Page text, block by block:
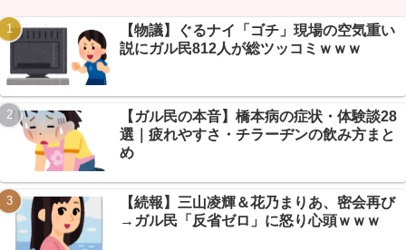
Powered by livedoor 相互RSS
【画像】 「キム兄」こと芸人・木村祐一さん（63歳）、最新の松
本人志さんとのツーショットが完全に別人だとネット騒然！ 「マジ
で誰かわからん」... NEW!
【凄すぎる】 力士の嫁に美人が多い理由→「これ」だったｗｗｗ
ｗｗｗｗ NEW!
【悲報】 楽天、ガチで逝くｗｗｗｗｗｗｗｗｗｗｗｗｗｗｗｗｗ
ｗｗｗ NEW!
【悲報】インターン4日目、”往復3時間通勤”に限界→「無給か
よ」に総ツッコミｗｗｗ
【画像】 芦田愛菜ちゃん「うわー、すごい！なんか出てる♥」
NEW!
【物議】ぐるナイ「ゴチ」現場の空気重い
説にガル民812人が総ツッコミｗｗｗ
【ガル民の本音】橋本病の症状・体験談28
選｜疲れやすさ・チラーヂンの飲み方まと
め
【続報】三山凌輝＆花乃まりあ、密会再び
→ガル民「反省ゼロ」に怒り心頭ｗｗｗ